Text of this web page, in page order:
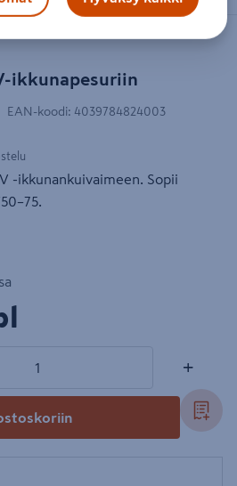
ikkunapesuriin
EAN-koodi: 4039784824003
-ikkunankuivaimeen. Sopii
+